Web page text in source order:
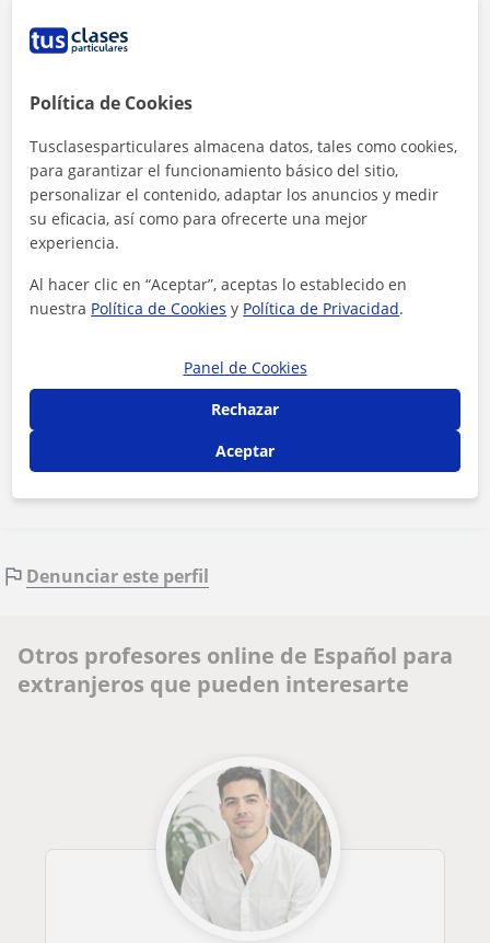
Al hacer clic, aceptas nuestroaviso legaly deprivacidad
Contactar ahora
Denunciar este perfil
Otros profesores online de Español para
extranjeros que pueden interesarte
Política de Cookies
Tusclasesparticulares almacena datos, tales como cookies,
para garantizar el funcionamiento básico del sitio,
personalizar el contenido, adaptar los anuncios y medir
su eficacia, así como para ofrecerte una mejor
experiencia.
Al hacer clic en “Aceptar”, aceptas lo establecido en
nuestra Política de Cookies y Política de Privacidad.
Panel de Cookies
Rechazar
Aceptar